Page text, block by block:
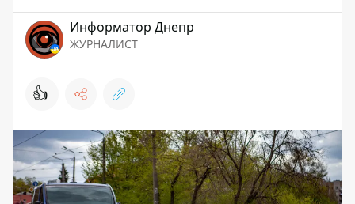
Информатор Днепр
ЖУРНАЛИСТ
👍